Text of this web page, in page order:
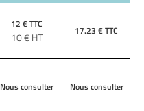
12 € TTC
10€ HT 17.23 € TTC
Nous consulter Nous consulter